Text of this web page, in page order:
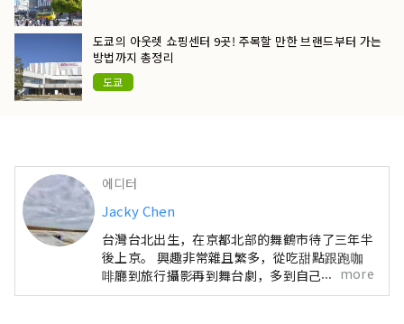
도쿄의 아웃렛 쇼핑센터 9곳! 주목할 만한 브랜드부터 가는
방법까지 총정리
도쿄
에디터
Jacky Chen
台灣台北出生，在京都北部的舞鶴市待了三年半
後上京。 興趣非常雜且繁多，從吃甜點跟跑咖
啡廳到旅行攝影再到舞台劇，多到自己都覺得不
可思議。
more